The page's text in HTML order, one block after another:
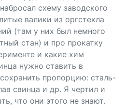
схему заводского
валики из оргстекла
(там у них был немного
стан) и про прокатку
и какие хим
нужно ставить в
пропорцию: сталь-
свинца и др. Я чертил и
что они этого не знают.